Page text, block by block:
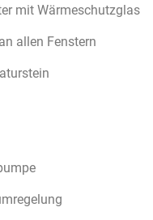
mit Wärmeschutzglas
allen Fenstern